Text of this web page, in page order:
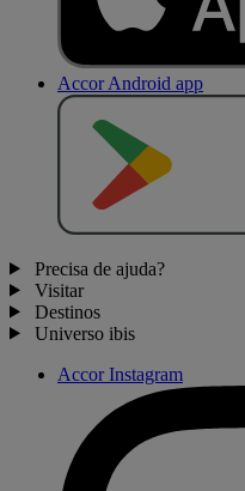
Accor Android app
Precisa de ajuda?
Visitar
Destinos
Universo ibis
Accor Instagram